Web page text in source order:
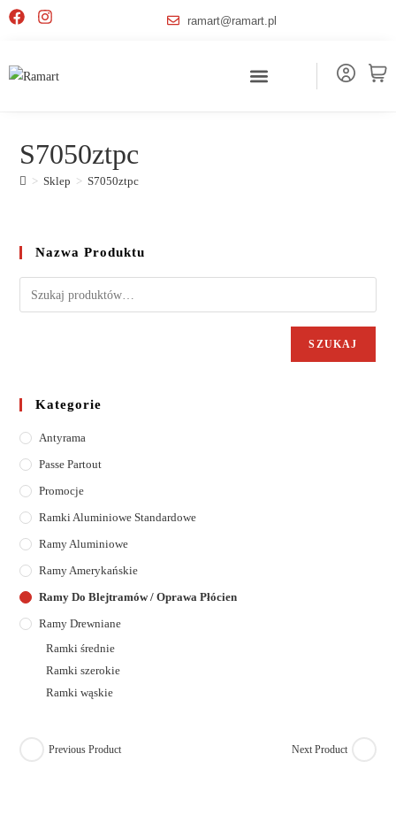
ramart@ramart.pl
S7050ztpc
> Sklep > S7050ztpc
Previous Product Next Product
Nazwa Produktu
SZUKAJ
Kategorie
Antyrama
Passe Partout
Promocje
Ramki Aluminiowe Standardowe
Ramy Aluminiowe
Ramy Amerykańskie
Ramy Do Blejtramów / Oprawa Płócien
Ramy Drewniane
Ramki średnie
Ramki szerokie
Ramki wąskie